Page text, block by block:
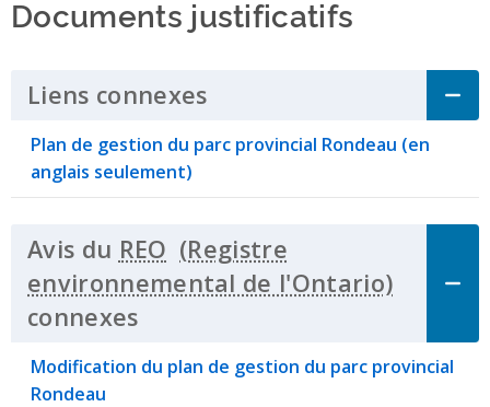
Documents justificatifs
Liens connexes Click to Expand
Plan de gestion du parc provincial Rondeau (en
anglais seulement)
Avis du REO
connexes
Modification du plan de gestion du parc provincial
Rondeau